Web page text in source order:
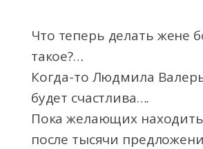
Что теперь делать жене
такое?…
Когда-то Людмила
будет счастлива….
Пока желающих
после тысячи